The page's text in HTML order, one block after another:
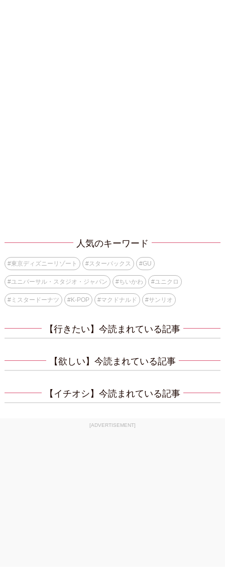
人気のキーワード
#東京ディズニーリゾート #スターバックス #GU
#ユニバーサル・スタジオ・ジャパン #ちいかわ #ユニクロ
#ミスタードーナツ #K-POP #マクドナルド #サンリオ
【行きたい】今読まれている記事
【欲しい】今読まれている記事
【イチオシ】今読まれている記事
[ADVERTISEMENT]